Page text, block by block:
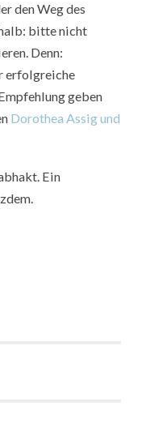
den Weg des
bitte nicht
Denn:
erfolgreiche
geben
Dorothea Assig und
Ein